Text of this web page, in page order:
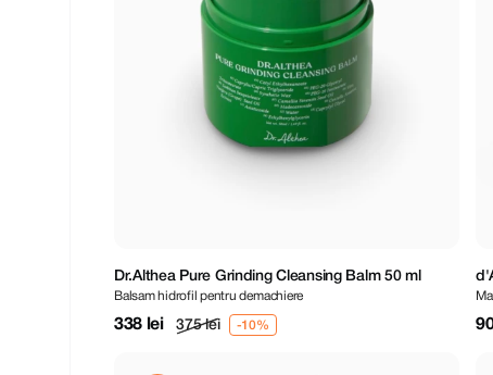
Dr.Althea Pure Grinding Cleansing Balm 50 ml
Balsam hidrofil pentru demachiere
338 lei 375 lei